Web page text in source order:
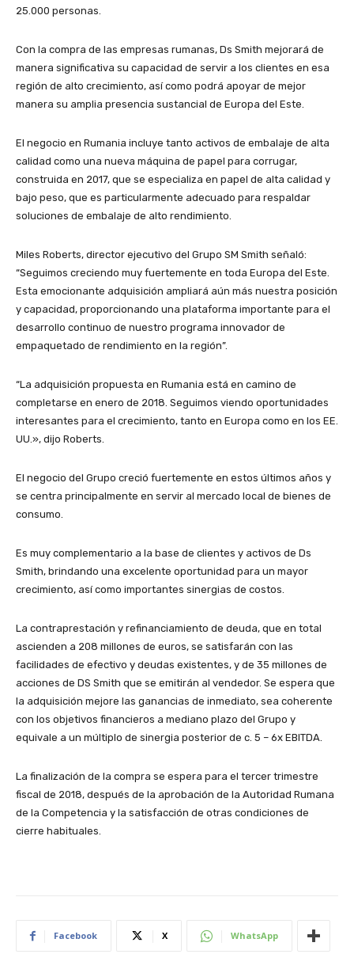
25.000 personas.
Con la compra de las empresas rumanas, Ds Smith mejorará de
manera significativa su capacidad de servir a los clientes en esa
región de alto crecimiento, así como podrá apoyar de mejor
manera su amplia presencia sustancial de Europa del Este.
El negocio en Rumania incluye tanto activos de embalaje de alta
calidad como una nueva máquina de papel para corrugar,
construida en 2017, que se especializa en papel de alta calidad y
bajo peso, que es particularmente adecuado para respaldar
soluciones de embalaje de alto rendimiento.
Miles Roberts, director ejecutivo del Grupo SM Smith señaló:
“Seguimos creciendo muy fuertemente en toda Europa del Este.
Esta emocionante adquisición ampliará aún más nuestra posición
y capacidad, proporcionando una plataforma importante para el
desarrollo continuo de nuestro programa innovador de
empaquetado de rendimiento en la región”.
“La adquisición propuesta en Rumania está en camino de
completarse en enero de 2018. Seguimos viendo oportunidades
interesantes para el crecimiento, tanto en Europa como en los EE.
UU.», dijo Roberts.
El negocio del Grupo creció fuertemente en estos últimos años y
se centra principalmente en servir al mercado local de bienes de
consumo.
Es muy complementario a la base de clientes y activos de Ds
Smith, brindando una excelente oportunidad para un mayor
crecimiento, así como importantes sinergias de costos.
La contraprestación y refinanciamiento de deuda, que en total
ascienden a 208 millones de euros, se satisfarán con las
facilidades de efectivo y deudas existentes, y de 35 millones de
acciones de DS Smith que se emitirán al vendedor. Se espera que
la adquisición mejore las ganancias de inmediato, sea coherente
con los objetivos financieros a mediano plazo del Grupo y
equivale a un múltiplo de sinergia posterior de c. 5 – 6x EBITDA.
La finalización de la compra se espera para el tercer trimestre
fiscal de 2018, después de la aprobación de la Autoridad Rumana
de la Competencia y la satisfacción de otras condiciones de
cierre habituales.
Facebook X WhatsApp